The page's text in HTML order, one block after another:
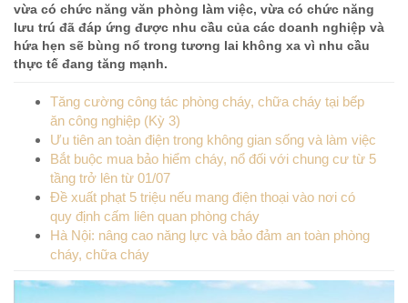
vừa có chức năng văn phòng làm việc, vừa có chức năng
lưu trú đã đáp ứng được nhu cầu của các doanh nghiệp và
hứa hẹn sẽ bùng nổ trong tương lai không xa vì nhu cầu
thực tế đang tăng mạnh.
Tăng cường công tác phòng cháy, chữa cháy tại bếp
ăn công nghiệp (Kỳ 3)
Ưu tiên an toàn điện trong không gian sống và làm việc
Bắt buộc mua bảo hiểm cháy, nổ đối với chung cư từ 5
tầng trở lên từ 01/07
Đề xuất phạt 5 triệu nếu mang điện thoại vào nơi có
quy định cấm liên quan phòng cháy
Hà Nội: nâng cao năng lực và bảo đảm an toàn phòng
cháy, chữa cháy